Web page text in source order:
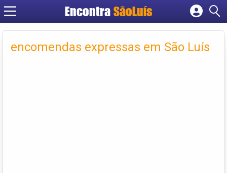
Encontra SãoLuís
Cadastrar empresa
Criar conta
encomendas expressas em São Luís